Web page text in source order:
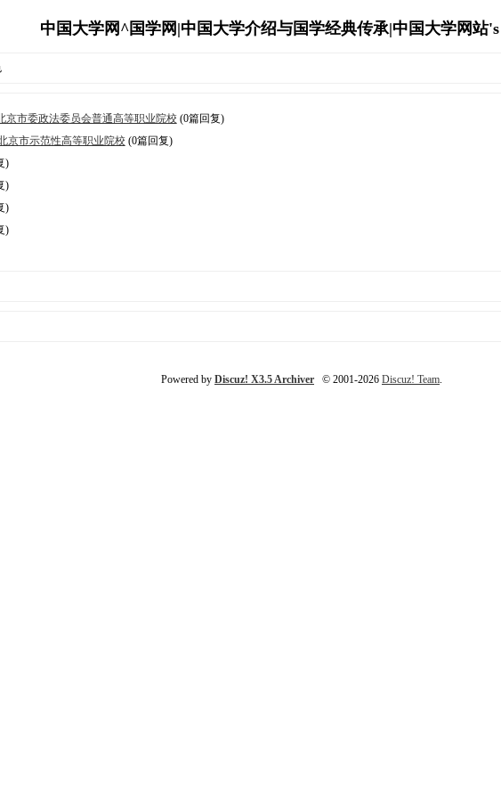
中国大学网^国学网|中国大学介绍与国学经典传承|中国大学网站
京市委政法委员会普通高等职业院校(0篇回复)
京市示范性高等职业院校(0篇回复)
)
)
)
)
Powered by Discuz! X3.5 Archiver © 2001-2026 Discuz! Team.